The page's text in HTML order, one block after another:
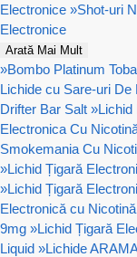
Electronice »Shot-uri
Electronice
Arată Mai Mult
»Bombo Platinum
Lichide cu Sare-uri De
Drifter Bar Salt »Lichid
Electronica Cu
Smokemania Cu
»Lichid Țigară
»Lichid Țigară
Electronică cu
9mg »Lichid Țigară
Liquid »Lichide